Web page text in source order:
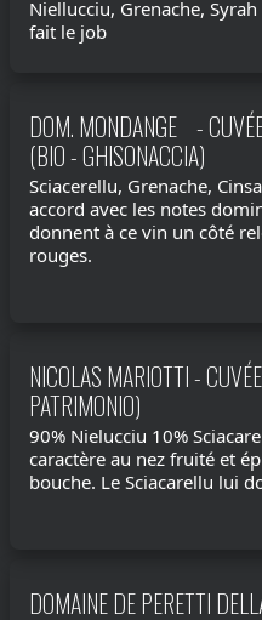
Niellucciu, Grenache,
fait le job
DOM. MONDANGE -
(BIO - GHISONACCIA)
Sciacerellu, Grenache,
accord avec les notes
donnent à ce vin un côté
rouges.
NICOLAS MARIOTTI -
PATRIMONIO)
90% Nielucciu 10%
caractère au nez fruité et
bouche. Le Sciacarellu lui
DOMAINE DE PERETTI